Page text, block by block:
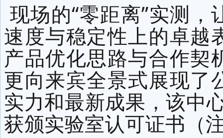
现场的“零距离”实测
速度与稳定性上的卓越
产品优化思路与合作契
更向来宾全景式展现了
实力和最新成果，该中
获颁实验室认可证书（